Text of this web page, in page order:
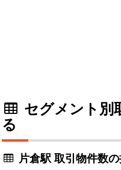
セグメント別
る
片倉駅 取引物件数